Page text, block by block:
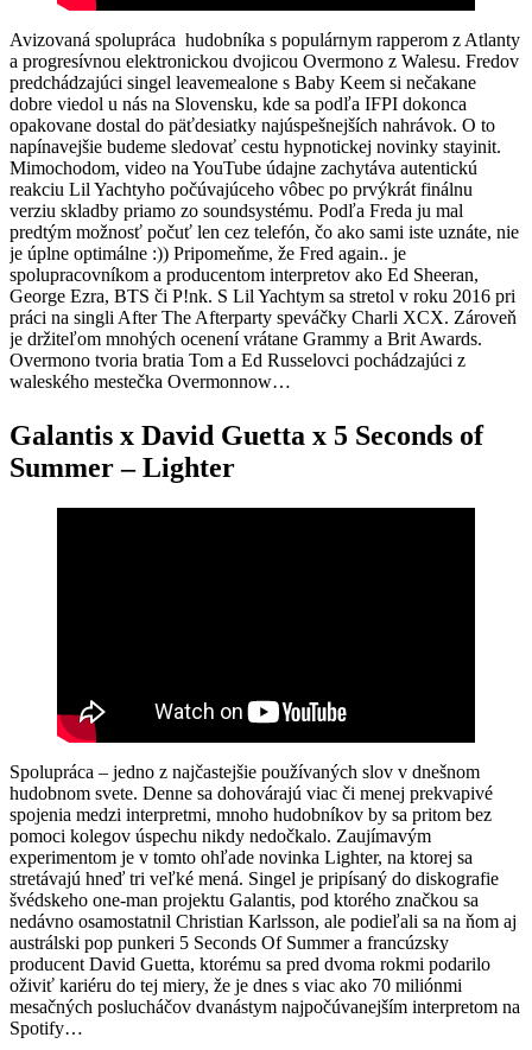
Avizovaná spolupráca hudobníka s populárnym rapperom z Atlanty
a progresívnou elektronickou dvojicou Overmono z Walesu. Fredov
predchádzajúci singel leavemealone s Baby Keem si nečakane
dobre viedol u nás na Slovensku, kde sa podľa IFPI dokonca
opakovane dostal do päťdesiatky najúspešnejších nahrávok. O to
napínavejšie budeme sledovať cestu hypnotickej novinky stayinit.
Mimochodom, video na YouTube údajne zachytáva autentickú
reakciu Lil Yachtyho počúvajúceho vôbec po prvýkrát finálnu
verziu skladby priamo zo soundsystému. Podľa Freda ju mal
predtým možnosť počuť len cez telefón, čo ako sami iste uznáte, nie
je úplne optimálne :)) Pripomeňme, že Fred again.. je
spolupracovníkom a producentom interpretov ako Ed Sheeran,
George Ezra, BTS či P!nk. S Lil Yachtym sa stretol v roku 2016 pri
práci na singli After The Afterparty speváčky Charli XCX. Zároveň
je držiteľom mnohých ocenení vrátane Grammy a Brit Awards.
Overmono tvoria bratia Tom a Ed Russelovci pochádzajúci z
waleského mestečka Overmonnow…
Galantis x David Guetta x 5 Seconds of
Summer – Lighter
Spolupráca – jedno z najčastejšie používaných slov v dnešnom
hudobnom svete. Denne sa dohovárajú viac či menej prekvapivé
spojenia medzi interpretmi, mnoho hudobníkov by sa pritom bez
pomoci kolegov úspechu nikdy nedočkalo. Zaujímavým
experimentom je v tomto ohľade novinka Lighter, na ktorej sa
stretávajú hneď tri veľké mená. Singel je pripísaný do diskografie
švédskeho one-man projektu Galantis, pod ktorého značkou sa
nedávno osamostatnil Christian Karlsson, ale podieľali sa na ňom aj
austrálski pop punkeri 5 Seconds Of Summer a francúzsky
producent David Guetta, ktorému sa pred dvoma rokmi podarilo
oživiť kariéru do tej miery, že je dnes s viac ako 70 miliónmi
mesačných poslucháčov dvanástym najpočúvanejším interpretom na
Spotify…